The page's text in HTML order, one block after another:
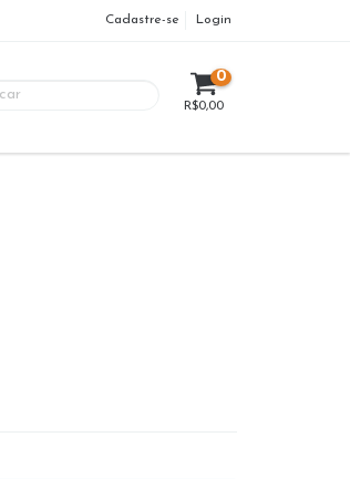
Cadastre-se Login
0
R$0,00